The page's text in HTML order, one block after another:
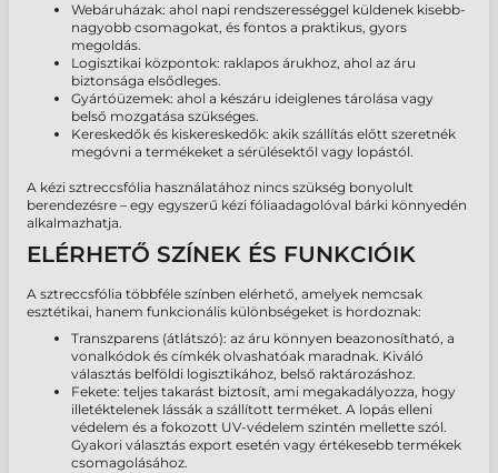
Webáruházak: ahol napi rendszerességgel küldenek kisebb-
nagyobb csomagokat, és fontos a praktikus, gyors
megoldás.
Logisztikai központok: raklapos árukhoz, ahol az áru
biztonsága elsődleges.
Gyártóüzemek: ahol a készáru ideiglenes tárolása vagy
belső mozgatása szükséges.
Kereskedők és kiskereskedők: akik szállítás előtt szeretnék
megóvni a termékeket a sérülésektől vagy lopástól.
A kézi sztreccsfólia használatához nincs szükség bonyolult
berendezésre – egy egyszerű kézi fóliaadagolóval bárki könnyedén
alkalmazhatja.
ELÉRHETŐ SZÍNEK ÉS FUNKCIÓIK
A sztreccsfólia többféle színben elérhető, amelyek nemcsak
esztétikai, hanem funkcionális különbségeket is hordoznak:
Transzparens (átlátszó): az áru könnyen beazonosítható, a
vonalkódok és címkék olvashatóak maradnak. Kiváló
választás belföldi logisztikához, belső raktározáshoz.
Fekete: teljes takarást biztosít, ami megakadályozza, hogy
illetéktelenek lássák a szállított terméket. A lopás elleni
védelem és a fokozott UV-védelem szintén mellette szól.
Gyakori választás export esetén vagy értékesebb termékek
csomagolásához.